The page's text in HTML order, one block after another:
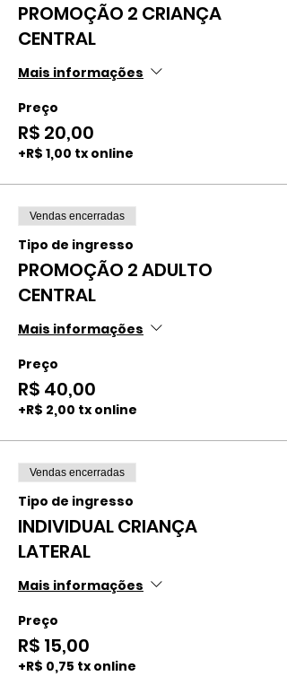
PROMOÇÃO 2 CRIANÇA
CENTRAL
Mais informações
Preço
R$ 20,00
+R$ 1,00 tx online
Vendas encerradas
Tipo de ingresso
PROMOÇÃO 2 ADULTO
CENTRAL
Mais informações
Preço
R$ 40,00
+R$ 2,00 tx online
Vendas encerradas
Tipo de ingresso
INDIVIDUAL CRIANÇA
LATERAL
Mais informações
Preço
R$ 15,00
+R$ 0,75 tx online